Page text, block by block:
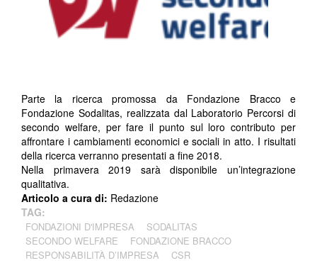
Parte la ricerca promossa da Fondazione Bracco e
Fondazione Sodalitas, realizzata dal Laboratorio Percorsi di
secondo welfare, per fare il punto sul loro contributo per
affrontare i cambiamenti economici e sociali in atto. I risultati
della ricerca verranno presentati a fine 2018.
Nella primavera 2019 sarà disponibile un’integrazione
qualitativa.
Articolo a cura di: Redazione
TAG:
FONDAZIONI D'IMPRESA
SODALITAS
SECONDO WELFARE
FONDAZIONE BRACCO
RESPONSABILITÀ D’IMPRESA
CSR